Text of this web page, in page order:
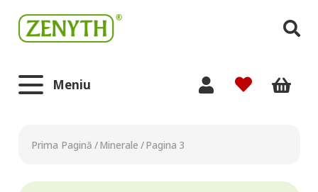
Meniu
Prima Pagină /Minerale /Pagina 3